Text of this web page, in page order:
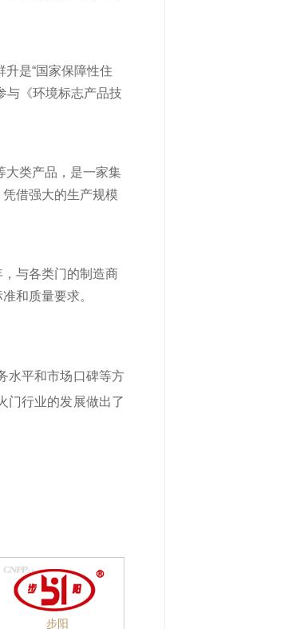
是“国家保障性住
与《环境标志产品技
大类产品，是一家集
借强大的生产规模
与各类门的制造商
和质量要求。
水平和市场口碑等方
门行业的发展做出了
步阳